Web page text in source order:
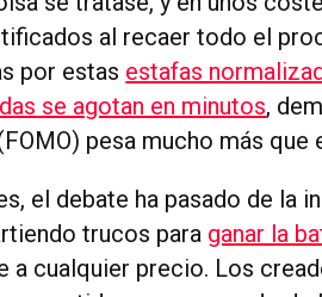
al recaer todo el
por estas estafas
se agotan en minutos,
pesa mucho más
el debate ha pasado de la
trucos para ganar la
a cualquier precio. Los